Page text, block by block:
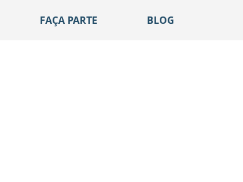
FAÇA PARTE BLOG